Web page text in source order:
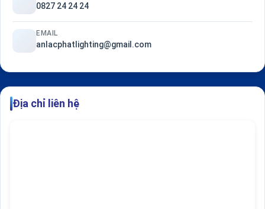
0827 24 24 24
EMAIL
anlacphatlighting@gmail.com
Địa chỉ liên hệ